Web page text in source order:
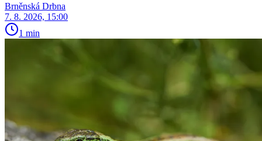
Brněnská Drbna
7. 8. 2026, 15:00
1 min